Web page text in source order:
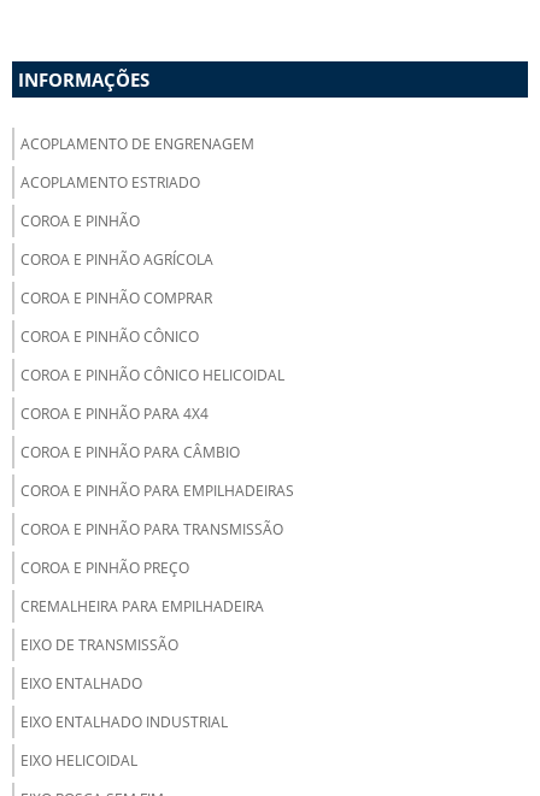
INFORMAÇÕES
ACOPLAMENTO DE ENGRENAGEM
ACOPLAMENTO ESTRIADO
COROA E PINHÃO
COROA E PINHÃO AGRÍCOLA
COROA E PINHÃO COMPRAR
COROA E PINHÃO CÔNICO
COROA E PINHÃO CÔNICO HELICOIDAL
COROA E PINHÃO PARA 4X4
COROA E PINHÃO PARA CÂMBIO
COROA E PINHÃO PARA EMPILHADEIRAS
COROA E PINHÃO PARA TRANSMISSÃO
COROA E PINHÃO PREÇO
CREMALHEIRA PARA EMPILHADEIRA
EIXO DE TRANSMISSÃO
EIXO ENTALHADO
EIXO ENTALHADO INDUSTRIAL
EIXO HELICOIDAL